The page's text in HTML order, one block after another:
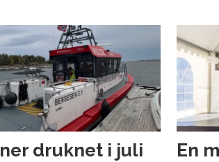
druknet i juli
En